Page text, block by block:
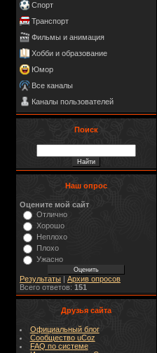
Спорт
Транспорт
Фильмы и анимация
Хобби и образование
Юмор
Все каналы
Каналы пользователей
Поиск
Наш опрос
Оцените мой сайт
Отлично
Хорошо
Неплохо
Плохо
Ужасно
Результаты | Архив опросов
Всего ответов: 151
Друзья сайта
Официальный блог
Сообщество uCoz
FAQ по системе